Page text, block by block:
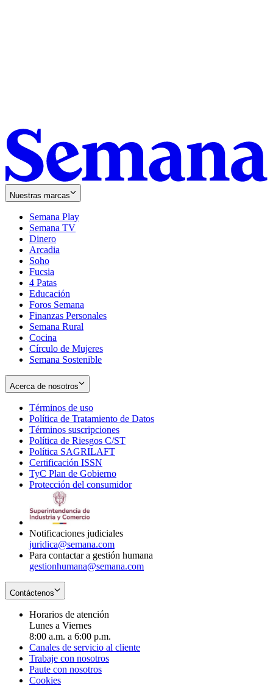
Nuestras marcas
Semana Play
Semana TV
Dinero
Arcadia
Soho
in
new
window
Fucsia
in
new
window
4 Patas
Educación
Foros Semana
Finanzas Personales
Semana Rural
Cocina
Círculo de Mujeres
Semana Sostenible
Acerca de nosotros
Términos de uso
in
new
window
Política de Tratamiento de Datos
Términos suscripciones
in
Política de Riesgos C/ST
Política SAGRILAFT
new
window
Certificación ISSN
in
new
TyC Plan de Gobierno
in
Protección del consumidorOpens
Notificaciones judiciales
juridica@semana.com
Para contactar a gestión humana
gestionhumana@semana.com
Contáctenos
Horarios de atención
Lunes a Viernes
8:00 a.m. a 6:00 p.m.
Canales de servicio al cliente
Trabaje con nosotros
Paute con nosotros
Cookies